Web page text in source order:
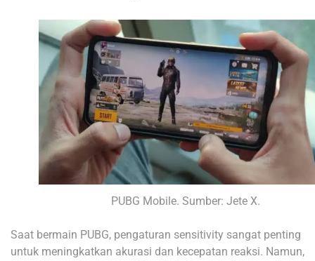
PUBG Mobile. Sumber: Jete X.
Saat bermain PUBG, pengaturan sensitivity sangat penting
untuk meningkatkan akurasi dan kecepatan reaksi. Namun,